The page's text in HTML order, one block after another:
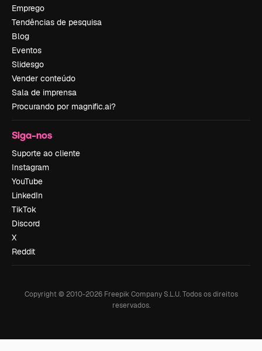
Emprego
Tendências de pesquisa
Blog
Eventos
Slidesgo
Vender conteúdo
Sala de imprensa
Procurando por magnific.ai?
Siga-nos
Suporte ao cliente
Instagram
YouTube
LinkedIn
TikTok
Discord
X
Reddit
Copyright © 2010-2026Freepik Company S.L.U. Todos os direitos
reservados.